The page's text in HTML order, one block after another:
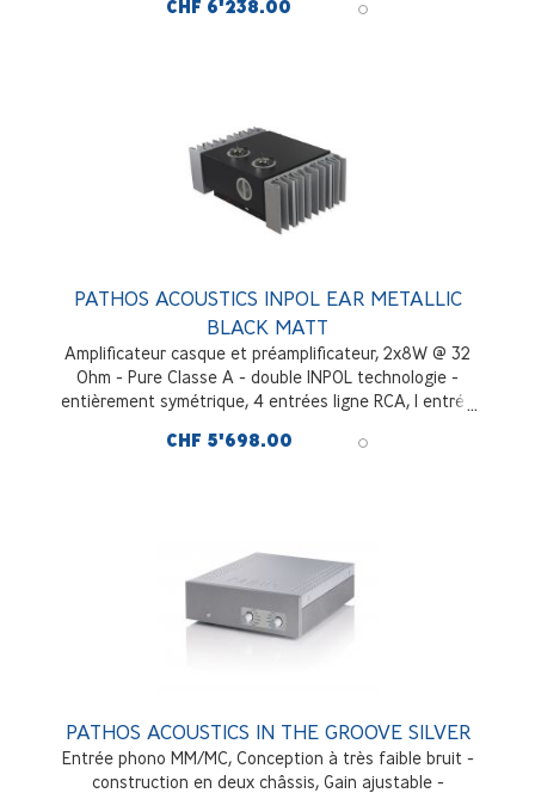
Laqué Noir
CHF 6'238.00
PATHOS ACOUSTICS INPOL EAR METALLIC
BLACK MATT
Amplificateur casque et préamplificateur, 2x8W @ 32
Ohm - Pure Classe A - double INPOL technologie -
entièrement symétrique, 4 entrées ligne RCA, 1 entrée
métallisé Noir mate
CHF 5'698.00
PATHOS ACOUSTICS IN THE GROOVE SILVER
Entrée phono MM/MC, Conception à très faible bruit -
construction en deux châssis, Gain ajustable -